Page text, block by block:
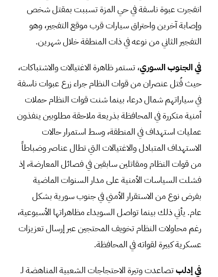
انفجرت عبوة ناسفة في حي المزة تسببت بمقتل شخص
وإصابة آخرين واحتراق سيارات قرب موقع التفجير، وهو
التفجير الثاني من نوعه في ذات المنطقة خلال شهرين.
في الجنوب السوري، تستمر ظاهرة الاغتيالات والاشتباكات،
حيث قُتل عنصران من قوات النظام جراء زرع عبوات ناسفة
في سياراتهم شمال درعا، بينما شنت قوات النظام حملات
أمنية متكررة في المحافظة بذريعة ملاحقة مطلوبين ينفذون
عمليات استهداف في المنطقة، وسط استمرار حالات
الاستهداف المتبادل والاغتيالات التي تطال عناصر وضباطاً
من قوات النظام ومقاتلين سابقين في فصائل المعارضة، إذ
فشلت السياسات الأمنية على مدار السنوات الماضية
بفرض نوع من الاستقرار الأمني في جنوب سورية بشكل
عام. يأتي ذلك بينما تواصل السويداء مظاهراتها الأسبوعية،
رغم محاولات النظام تخويف المحتجين عبر إرسال تعزيزات
عسكرية كبيرة لقواته في المحافظة.
في إدلبتصاعدت وتيرة الاحتجاجات الشعبية المناهضة لـ